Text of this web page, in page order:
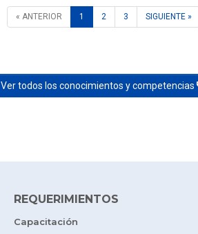
« ANTERIOR 1 2 3 SIGUIENTE »
Ver todos los conocimientos y competencias
REQUERIMIENTOS
Capacitación